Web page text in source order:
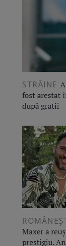
STRĂINE
fost arestat
după gratii
Maxer a
prestigiu.